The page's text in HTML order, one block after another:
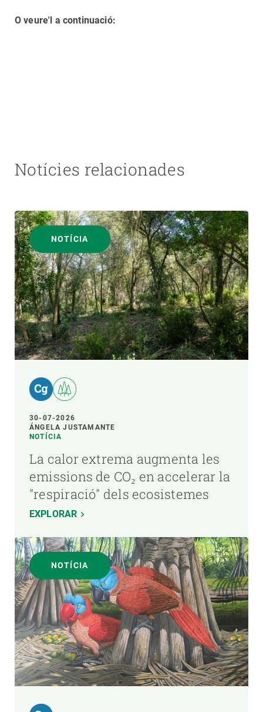
O veure'l a continuació:
Notícies relacionades
NOTÍCIA
30-07-2026
ÁNGELA JUSTAMANTE
NOTÍCIA
La calor extrema augmenta les
emissions de CO₂ en accelerar la
"respiració" dels ecosistemes
EXPLORAR
NOTÍCIA